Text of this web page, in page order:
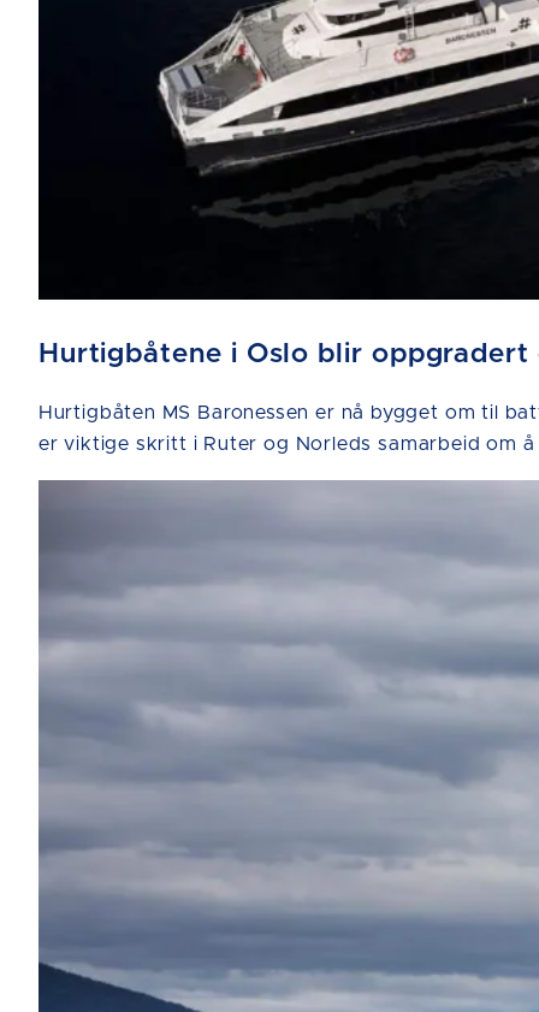
Hurtigbåtene i Oslo blir
Hurtigbåten MS Baronessen er nå bygget om til
er viktige skritt i Ruter og Norleds samarbeid om